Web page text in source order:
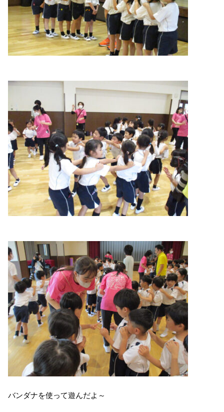
バンダナを使って遊んだよ～